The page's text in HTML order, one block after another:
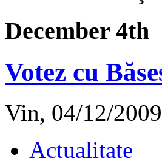
December 4th
Votez cu
Vin, 04/12/
Actualitate